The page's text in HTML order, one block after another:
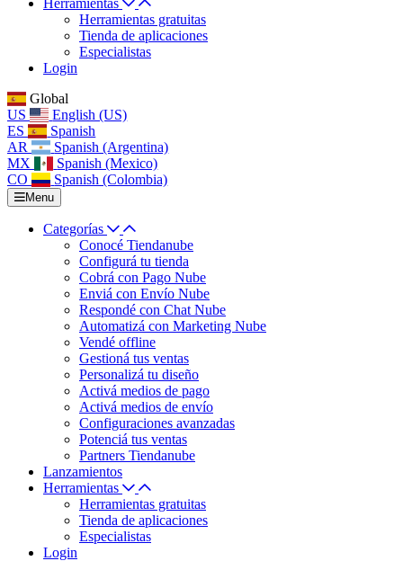
Herramientas
Herramientas gratuitas
Tienda de aplicaciones
Especialistas
Login
Global
US
English (US)
ES
Spanish
AR
Spanish (Argentina)
MX
Spanish (Mexico)
CO
Spanish (Colombia)
Menu
Categorías
Conocé Tiendanube
Configurá tu tienda
Cobrá con Pago Nube
Enviá con Envío Nube
Respondé con Chat Nube
Automatizá con Marketing Nube
Vendé offline
Gestioná tus ventas
Personalizá tu diseño
Activá medios de pago
Activá medios de envío
Configuraciones avanzadas
Potenciá tus ventas
Partners Tiendanube
Lanzamientos
Herramientas
Herramientas gratuitas
Tienda de aplicaciones
Especialistas
Login